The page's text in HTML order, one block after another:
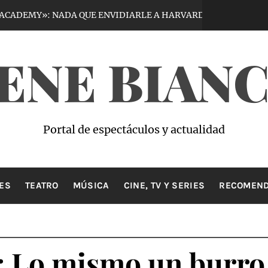
NADA QUE ENVIDIARLE A HARVARD 5 días hace
Portal de espectáculos y actualidad
TEATRO MÚSICA CINE, TV Y SERIES